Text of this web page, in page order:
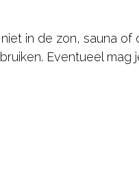
in de zon, sauna of
Eventueel mag